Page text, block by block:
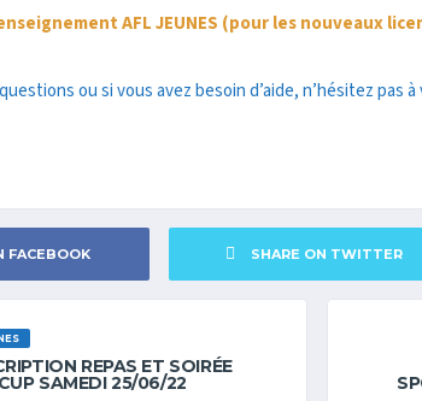
AFL JEUNES (pour les nouveaux
ou si vous avez besoin d’aide, n’hésitez pas
FACEBOOK SHARE ON TWITTER
REPAS ET SOIRÉE
SAMEDI 25/06/22